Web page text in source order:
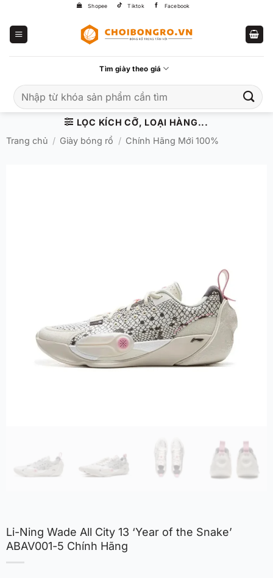
Shopee Tiktok Facebook
Tìm giày theo giá
kiếm:
LỌC KÍCH CỠ, LOẠI HÀNG...
Trang chủ / Giày bóng rổ / Chính Hãng Mới 100%
Li-Ning Wade All City 13 ‘Year of the Snake’
ABAV001-5 Chính Hãng